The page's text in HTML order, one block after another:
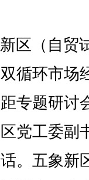
区（自贸
循环市场
专题研讨
党工委副
。五象新